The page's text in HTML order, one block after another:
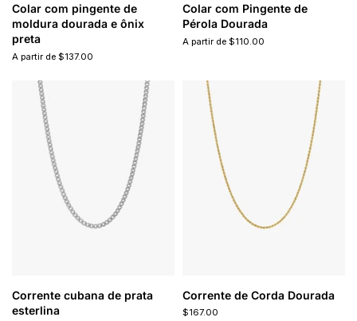
Colar com pingente de
moldura dourada e ônix
preta
A partir de $137.00
Colar com Pingente de
Pérola Dourada
A partir de $110.00
Corrente cubana de prata
esterlina
Corrente de Corda Dourada
$167.00